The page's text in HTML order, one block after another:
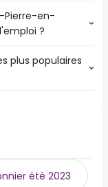
(74) qui
sont :
Pierre-en-
?
Faucigny (74) qui
plus populaires
été 2023